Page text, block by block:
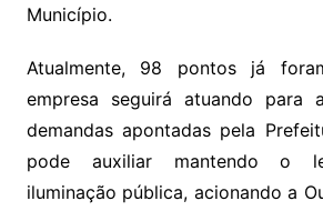
Município.
Atualmente, 98 pontos já
empresa seguirá atuando para
demandas apontadas pela
pode auxiliar mantendo o
iluminação pública, acionando a